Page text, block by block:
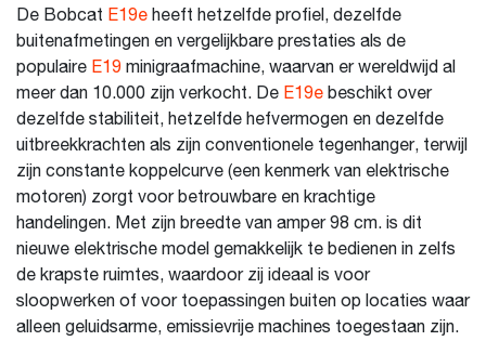
De Bobcat E19e heeft hetzelfde profiel, dezelfde
buitenafmetingen en vergelijkbare prestaties als de
populaire E19 minigraafmachine, waarvan er wereldwijd al
meer dan 10.000 zijn verkocht. De E19e beschikt over
dezelfde stabiliteit, hetzelfde hefvermogen en dezelfde
uitbreekkrachten als zijn conventionele tegenhanger, terwijl
zijn constante koppelcurve (een kenmerk van elektrische
motoren) zorgt voor betrouwbare en krachtige
handelingen. Met zijn breedte van amper 98 cm. is dit
nieuwe elektrische model gemakkelijk te bedienen in zelfs
de krapste ruimtes, waardoor zij ideaal is voor
sloopwerken of voor toepassingen buiten op locaties waar
alleen geluidsarme, emissievrije machines toegestaan zijn.